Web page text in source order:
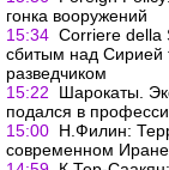
гонка вооружений
15:34 Corriere della
сбитым над Сирией
разведчиком
15:22
Шарокаты.
подался в
15:00 Н.Филин:
современном Иране